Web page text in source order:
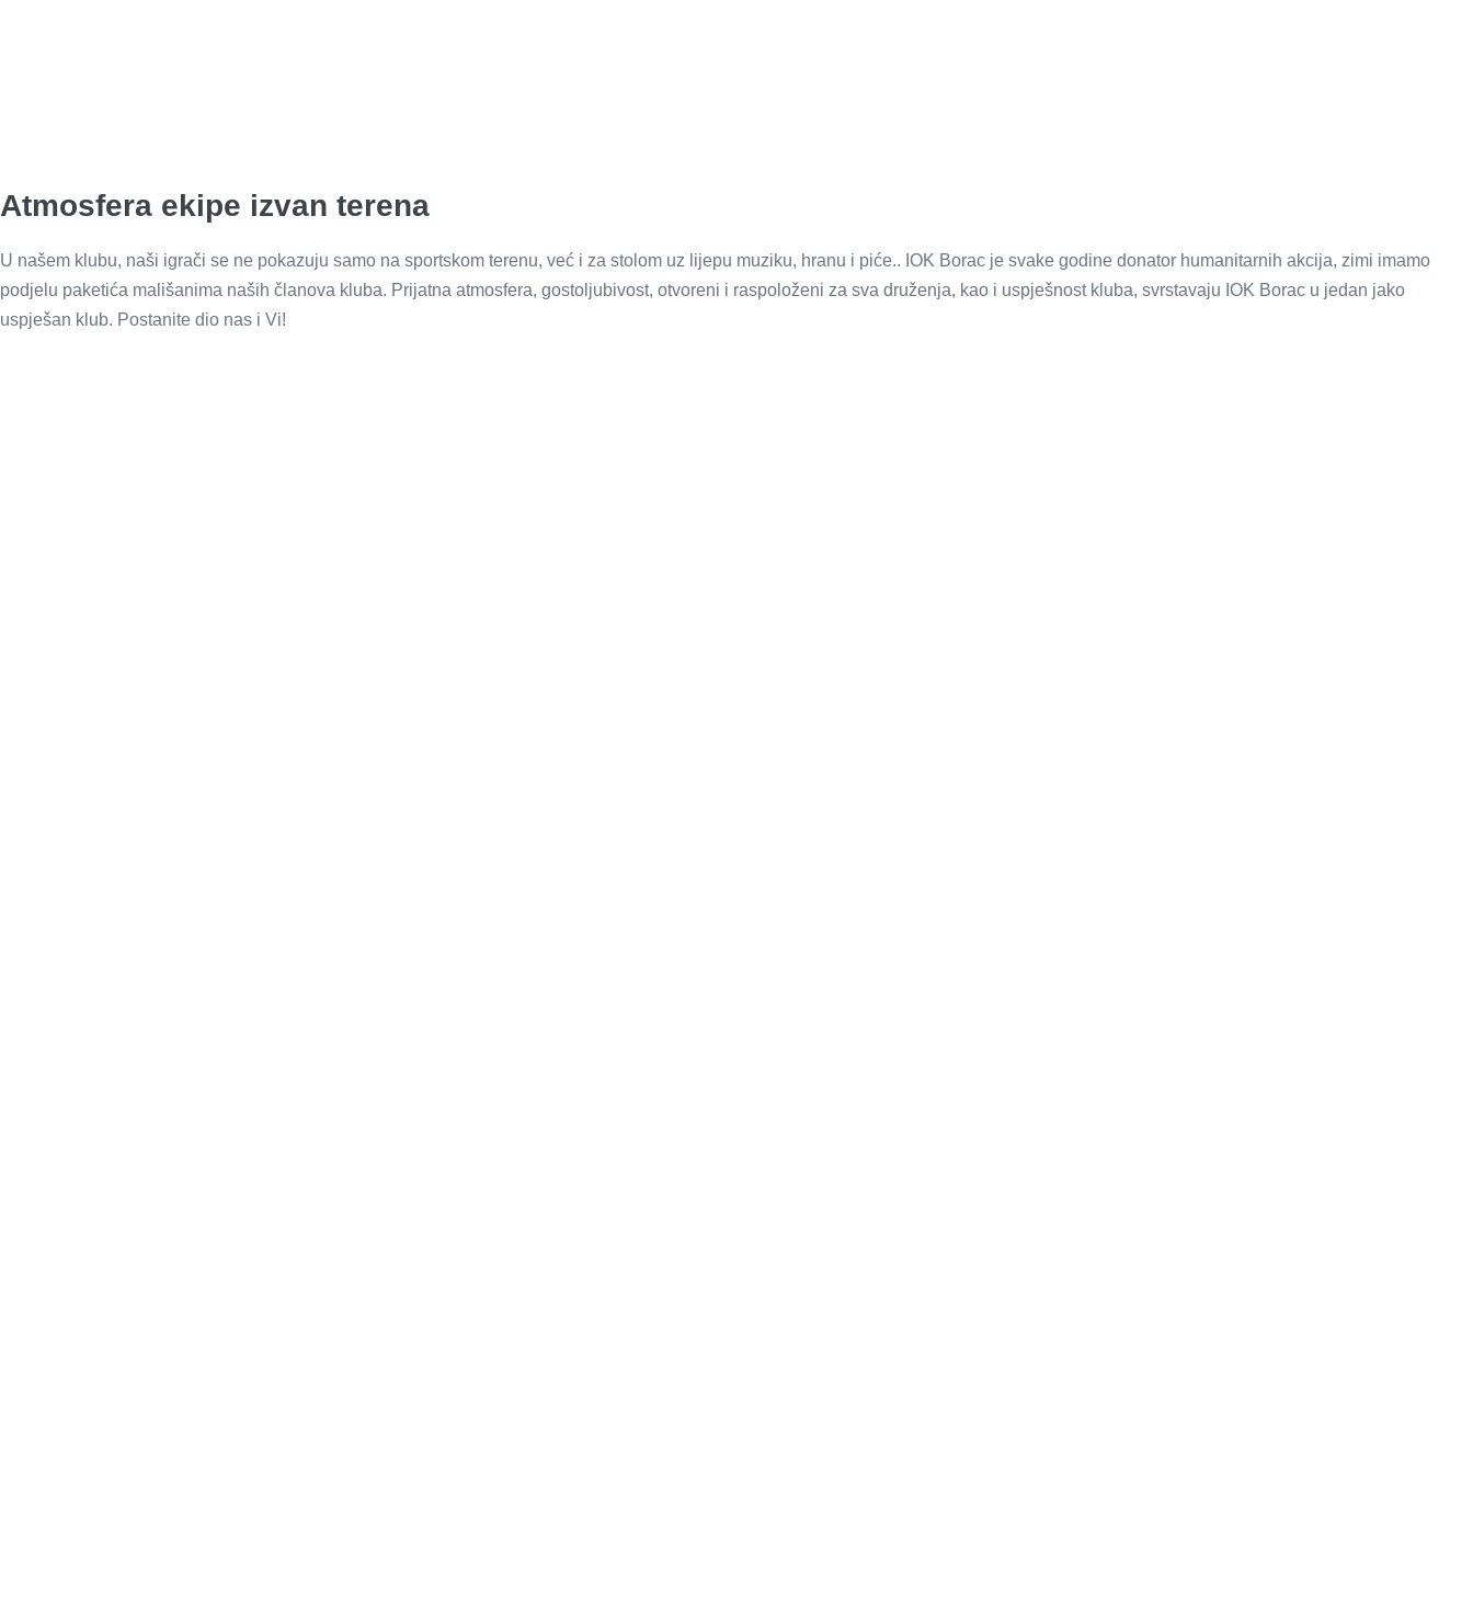
Atmosfera ekipe izvan terena
U našem klubu, naši igrači se ne pokazuju samo na sportskom terenu, već i za stolom uz lijepu muziku, hranu i piće.. IOK Borac je svake godine donator humanitarnih akcija, zimi imamo
podjelu paketića mališanima naših članova kluba. Prijatna atmosfera, gostoljubivost, otvoreni i raspoloženi za sva druženja, kao i uspješnost kluba, svrstavaju IOK Borac u jedan jako
uspješan klub. Postanite dio nas i Vi!